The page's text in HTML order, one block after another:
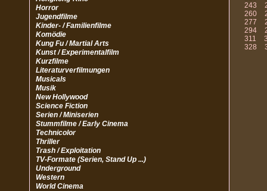
Horror
Jugendfilme
Kinder- / Familienfilme
Komödie
Kung Fu / Martial Arts
Kunst / Experimentalfilm
Kurzfilme
Literaturverfilmungen
Musicals
Musik
New Hollywood
Science Fiction
Serien / Miniserien
Stummfilme / Early Cinema
Technicolor
Thriller
Trash / Exploitation
TV-Formate (Serien, Stand Up ...)
Underground
Western
World Cinema
243
260
277
294
311
328